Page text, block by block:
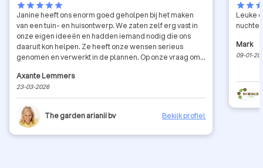
starstarstarstarstar
Janine heeft ons enorm goed geholpen bij het maken
van een tuin- en huisontwerp. We zaten zelf erg vast in
onze eigen ideeën en hadden iemand nodig die ons
daaruit kon helpen. Ze heeft onze wensen serieus
genomen en verwerkt in de plannen. Op onze vraag om
box' denkt, heeft ze echt geleverd! Janine verwerkt de
feedback direct in een volgend ontwerp en ze reageert
snel (sneller dan wij terug reageerden). Ze helpt ook bij
het uitzoeken waar je bepaalde spullen en beplanting
kan kopen. Zeker een aanrader!
Axante Lemmers
23-03-2026
The garden arianii bv Bekijk profiel
starstar
Leuke
Mark
09-01-